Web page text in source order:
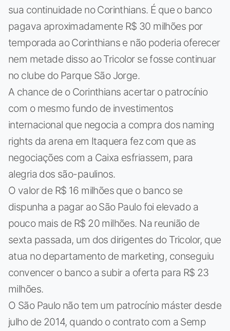
sua continuidade no Corinthians. É que o banco
pagava aproximadamente R$ 30 milhões por
temporada ao Corinthians e não poderia oferecer
nem metade disso ao Tricolor se fosse continuar
no clube do Parque São Jorge.
A chance de o Corinthians acertar o patrocínio
com o mesmo fundo de investimentos
internacional que negocia a compra dos naming
rights da arena em Itaquera fez com que as
negociações com a Caixa esfriassem, para
alegria dos são-paulinos.
O valor de R$ 16 milhões que o banco se
dispunha a pagar ao São Paulo foi elevado a
pouco mais de R$ 20 milhões. Na reunião de
sexta passada, um dos dirigentes do Tricolor, que
atua no departamento de marketing, conseguiu
convencer o banco a subir a oferta para R$ 23
milhões.
O São Paulo não tem um patrocínio máster desde
julho de 2014, quando o contrato com a Semp